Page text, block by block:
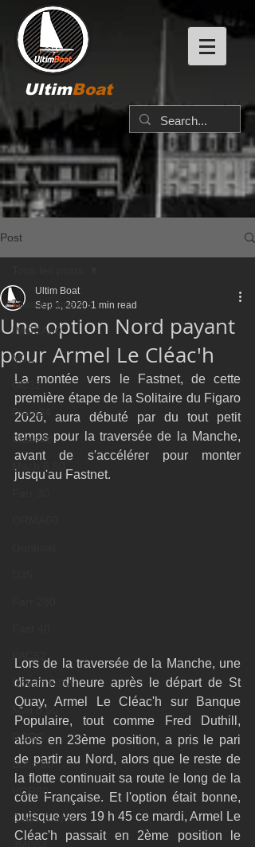
UltimBoat
Post
Tous les posts
IMOCA60
M32
GC32
Diam24
Class40
PAC52
Ocean Fifty
Mini 6.50
RORC
Botin 80
VOR60
Class Rhum
Une option Nord payant
pour Armel Le Cléac'h
Ultim Boat
Sep 1, 2020 1 min read
La montée vers le Fastnet, de cette
première étape de la Solitaire du Figaro
2020, aura débuté par du tout petit
temps pour la traversée de la Manche,
avant de s'accélérer pour monter
jusqu'au Fastnet.
Lors de la traversée de la Manche, une
dizaine d'heure après le départ de St
Quay, Armel Le Cléac'h sur Banque
Populaire, tout comme Fred Duthill,
alors en 23ème position, a pris le pari
de partir au Nord, alors que le reste de
la flotte continuait sa route le long de la
côte Française. Et l'option était bonne,
puisque vers 19 h 45 ce mardi, Armel Le
Cléac'h passait en 2ème position le